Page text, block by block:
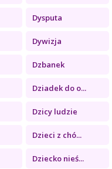
Dysputa
Dywizja
Dzbanek
Dziadek do o...
Dzicy ludzie
Dzieci z chó...
Dziecko nieś...